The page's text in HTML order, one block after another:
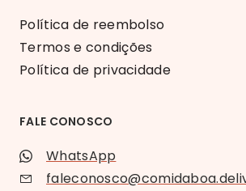
Política de reembolso
Termos e condições
Política de privacidade
FALE CONOSCO
WhatsApp